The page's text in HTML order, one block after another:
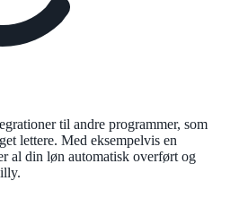
til andre programmer, som
lettere. Med eksempelvis en
al din løn automatisk overført og